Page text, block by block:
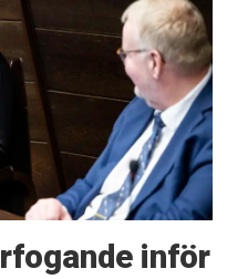
inför